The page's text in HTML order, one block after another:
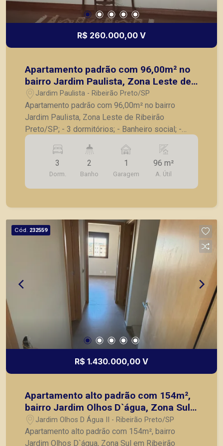
R$ 260.000,00 V
Apartamento padrão com 96,00m² no
bairro Jardim Paulista, Zona Leste de
Ribeirão Preto/SP;
Jardim Paulista - Ribeirão Preto/SP
Apartamento padrão com 96,00m² no bairro
Jardim Paulista, Zona Leste de Ribeirão
Preto/SP; - 3 dormitórios; - Banheiro social; -
Sala para 2 ambientes; - Cozinha planejada; - Área
de serviços; - Banheiro de serviço; - 1 vaga de
garagem. A Piramid tem como objetivo atender
seus clientes com agilidade e segurança, em
locação, vendas de imóveis prontos, usados ou
3
Dorm.
2
Banho
1
Garagem
96 m²
A. Útil
Cód. 232559
R$ 1.430.000,00 V
Apartamento alto padrão com 154m²,
bairro Jardim Olhos D`água, Zona Sul
em Ribeirão Preto/SP.
Jardim Olhos D Água II - Ribeirão Preto/SP
Apartamento alto padrão com 154m², bairro
Jardim Olhos D`água, Zona Sul em Ribeirão